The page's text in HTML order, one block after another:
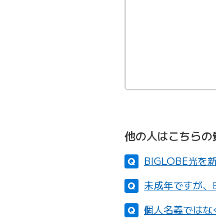
他の人はこちら
BIGLOBE光を
未成年ですが、
個人名義では